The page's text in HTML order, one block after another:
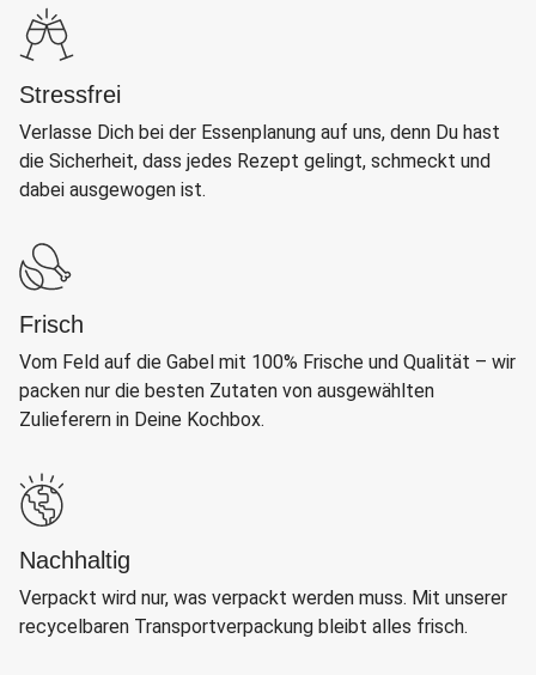
Stressfrei
Verlasse Dich bei der Essenplanung auf uns, denn Du hast
die Sicherheit, dass jedes Rezept gelingt, schmeckt und
dabei ausgewogen ist.
Frisch
Vom Feld auf die Gabel mit 100% Frische und Qualität – wir
packen nur die besten Zutaten von ausgewählten
Zulieferern in Deine Kochbox.
Nachhaltig
Verpackt wird nur, was verpackt werden muss. Mit unserer
recycelbaren Transportverpackung bleibt alles frisch.